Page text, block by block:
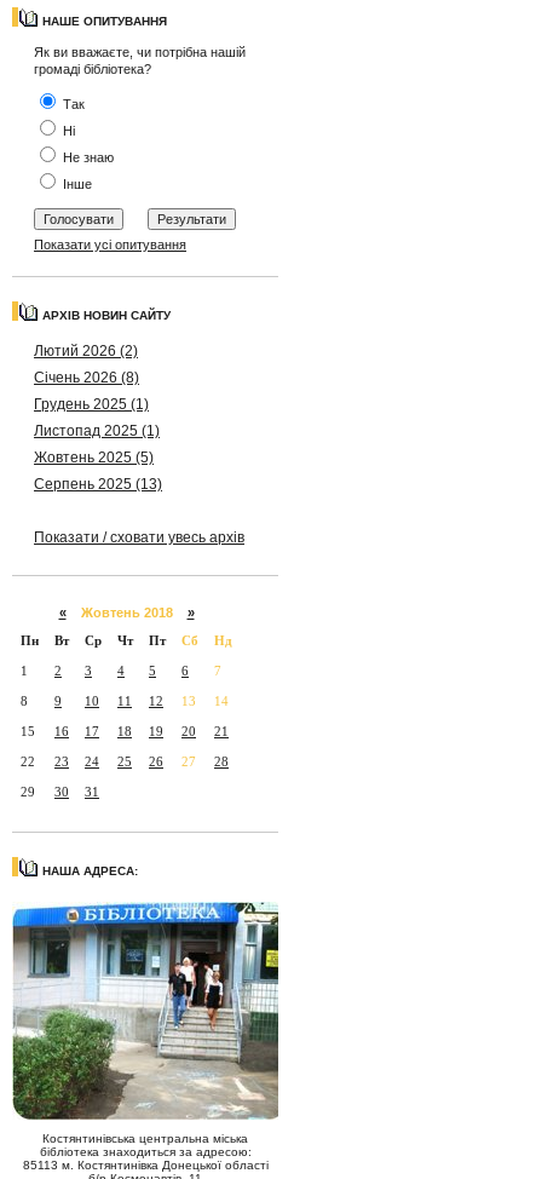
НАШЕ ОПИТУВАННЯ
Як ви вважаєте, чи потрібна нашій
громаді бібліотека?
Так
Ні
Не знаю
Інше
Показати усі опитування
АРХІВ НОВИН САЙТУ
Лютий 2026 (2)
Січень 2026 (8)
Грудень 2025 (1)
Листопад 2025 (1)
Жовтень 2025 (5)
Серпень 2025 (13)
Показати / сховати увесь архів
«Жовтень 2018 »
Пн
Вт Ср Чт Пт Сб Нд
1 2 3 4 5 6 7
8 9 10 11 12 13 14
15 16 17 18 19 20 21
22 23 24 25 26 27 28
29 30 31
НАША АДРЕСА:
Костянтинівська центральна міська
бібліотека знаходиться за адресою:
85113 м. Костянтинівка Донецької області